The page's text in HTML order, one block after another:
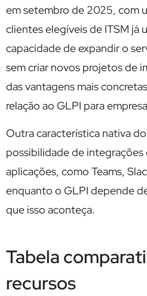
em setembro de 2025, com
clientes elegíveis de ITSM já
capacidade de expandir o
sem criar novos projetos de
das vantagens mais
relação ao GLPI para
Outra característica nativa
possibilidade de
aplicações, como Teams,
enquanto o GLPI depende
que isso aconteça.
Tabela
recursos